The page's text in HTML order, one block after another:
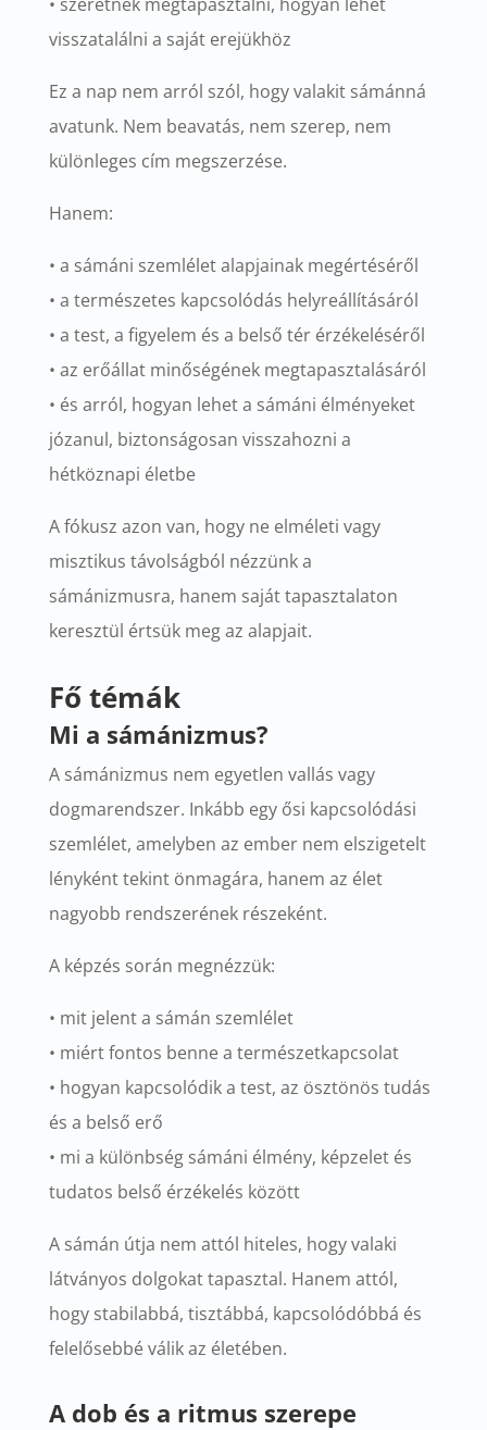
visszatalálni a saját erejükhöz
Ez a nap nem arról szól, hogy valakit sámánná
avatunk. Nem beavatás, nem szerep, nem
különleges cím megszerzése.
Hanem:
• a sámáni szemlélet alapjainak megértéséről
• a természetes kapcsolódás helyreállításáról
• a test, a figyelem és a belső tér érzékeléséről
• az erőállat minőségének megtapasztalásáról
• és arról, hogyan lehet a sámáni élményeket
józanul, biztonságosan visszahozni a
hétköznapi életbe
A fókusz azon van, hogy ne elméleti vagy
misztikus távolságból nézzünk a
sámánizmusra, hanem saját tapasztalaton
keresztül értsük meg az alapjait.
Fő témák
Mi a sámánizmus?
A sámánizmus nem egyetlen vallás vagy
dogmarendszer. Inkább egy ősi kapcsolódási
szemlélet, amelyben az ember nem elszigetelt
lényként tekint önmagára, hanem az élet
nagyobb rendszerének részeként.
A képzés során megnézzük:
• mit jelent a sámán szemlélet
• miért fontos benne a természetkapcsolat
• hogyan kapcsolódik a test, az ösztönös tudás
és a belső erő
• mi a különbség sámáni élmény, képzelet és
tudatos belső érzékelés között
A sámán útja nem attól hiteles, hogy valaki
látványos dolgokat tapasztal. Hanem attól,
hogy stabilabbá, tisztábbá, kapcsolódóbbá és
felelősebbé válik az életében.
A dob és a ritmus szerepe